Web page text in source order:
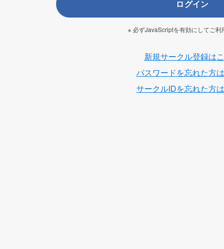
ログイン
※ 必ずJavaScriptを有効にしてご利
新規サークル登録は
パスワードを忘れた方
サークルIDを忘れた方